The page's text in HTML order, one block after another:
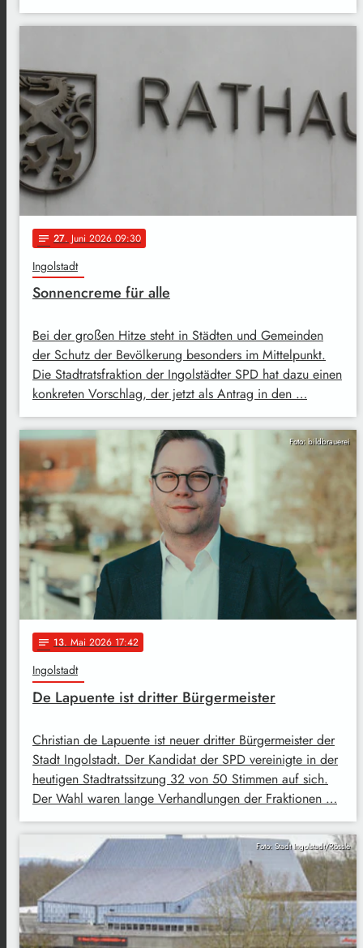
notes 27. Juni 2026 09:30
Ingolstadt
Sonnencreme für alle
Bei der großen Hitze steht in Städten und Gemeinden
der Schutz der Bevölkerung besonders im Mittelpunkt.
Die Stadtratsfraktion der Ingolstädter SPD hat dazu einen
konkreten Vorschlag, der jetzt als Antrag in den …
Foto: bildbrauerei
notes 13. Mai 2026 17:42
Ingolstadt
De Lapuente ist dritter Bürgermeister
Christian de Lapuente ist neuer dritter Bürgermeister der
Stadt Ingolstadt. Der Kandidat der SPD vereinigte in der
heutigen Stadtratssitzung 32 von 50 Stimmen auf sich.
Der Wahl waren lange Verhandlungen der Fraktionen …
Foto: Stadt Ingolstadt/Rössle